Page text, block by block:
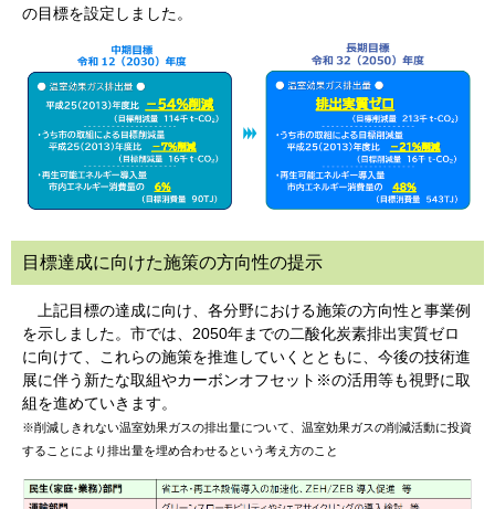
の目標を設定しました。
目標達成に向けた施策の方向性の提示
上記目標の達成に向け、各分野における施策の方向性と事業例
を示しました。市では、2050年までの二酸化炭素排出実質ゼロ
に向けて、これらの施策を推進していくとともに、今後の技術進
展に伴う新たな取組やカーボンオフセット※の活用等も視野に取
組を進めていきます。
※削減しきれない温室効果ガスの排出量について、温室効果ガスの削減活動に投資
することにより排出量を埋め合わせるという考え方のこと